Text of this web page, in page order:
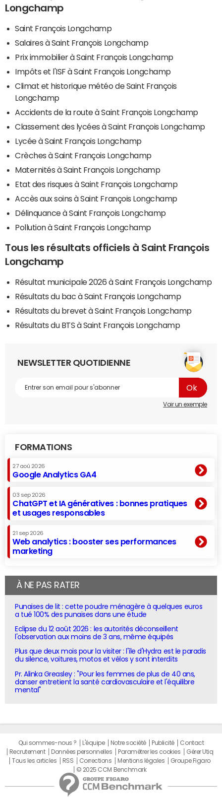
Longchamp
Saint François Longchamp
Salaires à Saint François Longchamp
Prix immobilier à Saint François Longchamp
Impôts et l'ISF à Saint François Longchamp
Climat et historique météo de Saint François
Longchamp
Accidents de la route à Saint François Longchamp
Classement des lycées à Saint François Longchamp
Lycée à Saint François Longchamp
Crèches à Saint François Longchamp
Maternités à Saint François Longchamp
Etat des risques à Saint François Longchamp
Accès aux soins à Saint François Longchamp
Délinquance à Saint François Longchamp
Pollution à Saint François Longchamp
Tous les résultats officiels à Saint François
Longchamp
Résultat municipale 2026 à Saint François Longchamp
Résultats du bac à Saint François Longchamp
Résultats du brevet à Saint François Longchamp
Résultats du BTS à Saint François Longchamp
NEWSLETTER QUOTIDIENNE
Voir un exemple
FORMATIONS
27 aoû 2026
Google Analytics GA4
03 sep 2026
ChatGPT et IA génératives : bonnes pratiques
et usages responsables
21 sep 2026
Web analytics : booster ses performances
marketing
À NE PAS RATER
Punaises de lit : cette poudre ménagère à quelques euros
a tué 100% des punaises dans une étude
Eclipse du 12 août 2026 : les autorités déconseillent
l'observation aux moins de 3 ans, même équipés
Plus que deux mois pour la visiter : l'île d'Hydra est le paradis
du silence, voitures, motos et vélos y sont interdits
Pr. Alinka Greasley : "Pour les femmes de plus de 40 ans,
danser entretient la santé cardiovasculaire et l'équilibre
mental"
Qui sommes-nous ? L'équipe Notre société Publicité
Contact
Recrutement
Données personnelles Paramétrer les cookies
Gérer Utiq
Tous les articles
RSS Corrections Mentions légales
Groupe Figaro
© 2025 CCM Benchmark